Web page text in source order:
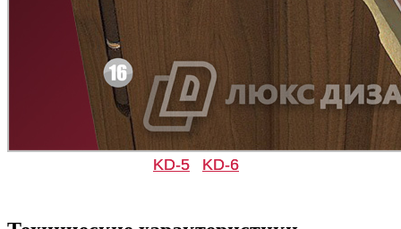
Д-37 Н Д-43 30
KD-5 KD-6